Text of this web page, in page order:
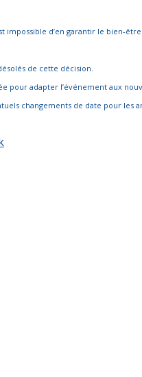
impossible d’en garantir le bien‑être.
de cette décision.
pour adapter l’événement aux
changements de date pour les